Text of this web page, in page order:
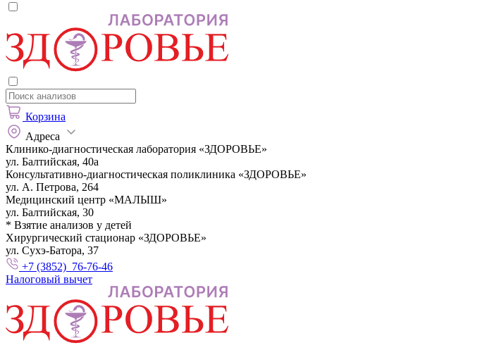
Корзина
Адреса
Клинико-диагностическая лаборатория «ЗДОРОВЬЕ»
ул. Балтийская, 40а
Консультативно-диагностическая поликлиника «ЗДОРОВЬЕ»
ул. А. Петрова, 264
Медицинский центр «МАЛЫШ»
ул. Балтийская, 30
* Взятие анализов у детей
Хирургический стационар «ЗДОРОВЬЕ»
ул. Сухэ-Батора, 37
+7 (3852) 76-76-46
Налоговый вычет